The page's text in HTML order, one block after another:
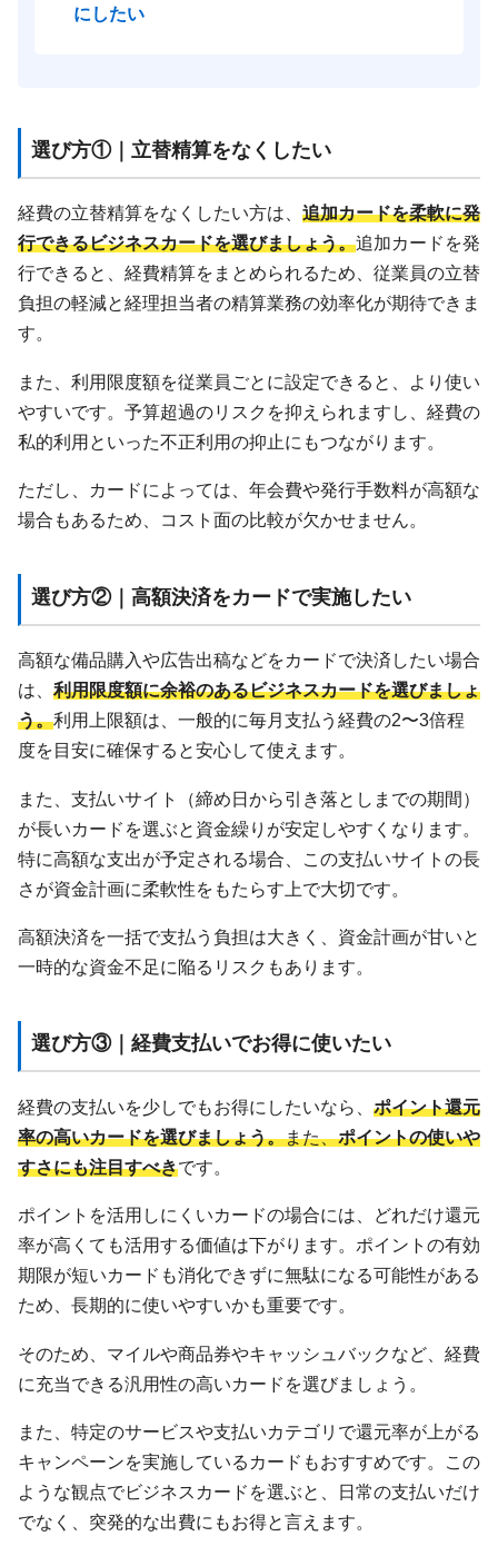
にしたい
選び方①｜立替精算をなくしたい
経費の立替精算をなくしたい方は、 追加カードを柔軟に発
行できるビジネスカードを選びましょう。追加カードを発
行できると、経費精算をまとめられるため、従業員の立替
負担の軽減と経理担当者の精算業務の効率化が期待できま
す。
また、利用限度額を従業員ごとに設定できると、より使い
やすいです。予算超過のリスクを抑えられますし、経費の
私的利用といった不正利用の抑止にもつながります。
ただし、カードによっては、年会費や発行手数料が高額な
場合もあるため、コスト面の比較が欠かせません。
選び方②｜高額決済をカードで実施したい
高額な備品購入や広告出稿などをカードで決済したい場合
は、 利用限度額に余裕のあるビジネスカードを選びましょ
う。利用上限額は、一般的に毎月支払う経費の2〜3倍程
度を目安に確保すると安心して使えます。
また、支払いサイト（締め日から引き落としまでの期間）
が長いカードを選ぶと資金繰りが安定しやすくなります。
特に高額な支出が予定される場合、この支払いサイトの長
さが資金計画に柔軟性をもたらす上で大切です。
高額決済を一括で支払う負担は大きく、資金計画が甘いと
一時的な資金不足に陥るリスクもあります。
選び方③｜経費支払いでお得に使いたい
経費の支払いを少しでもお得にしたいなら、 ポイント還元
率の高いカードを選びましょう。また、ポイントの使いや
すさにも注目すべきです。
ポイントを活用しにくいカードの場合には、どれだけ還元
率が高くても活用する価値は下がります。ポイントの有効
期限が短いカードも消化できずに無駄になる可能性がある
ため、長期的に使いやすいかも重要です。
そのため、マイルや商品券やキャッシュバックなど、経費
に充当できる汎用性の高いカードを選びましょう。
また、特定のサービスや支払いカテゴリで還元率が上がる
キャンペーンを実施しているカードもおすすめです。この
ような観点でビジネスカードを選ぶと、日常の支払いだけ
でなく、突発的な出費にもお得と言えます。